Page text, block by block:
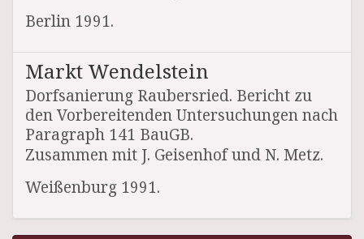
Berlin 1991.
Markt Wendelstein
Dorfsanierung Raubersried. Bericht zu
den Vorbereitenden Untersuchungen nach
Paragraph 141 BauGB.
Zusammen mit J. Geisenhof und N. Metz.
Weißenburg 1991.